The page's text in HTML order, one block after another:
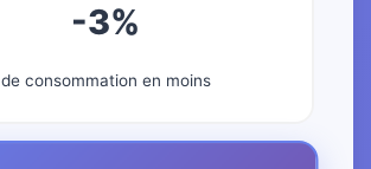
-3%
de consommation en moins